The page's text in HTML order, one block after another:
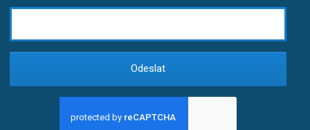
Odeslat